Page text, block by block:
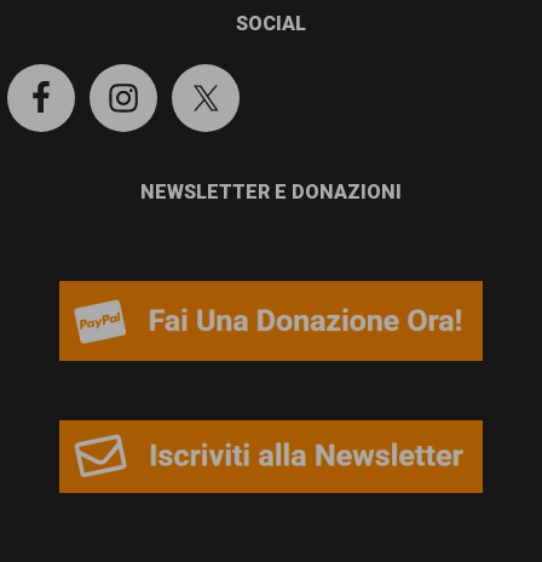
SOCIAL
NEWSLETTER E DONAZIONI